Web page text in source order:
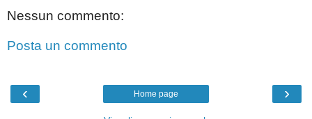
Nessun commento:
Posta un commento
‹ ›
Home page